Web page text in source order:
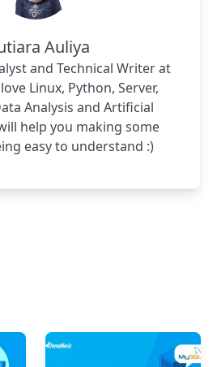
Auliya
and Technical Writer at
Linux, Python, Server,
Analysis and Artificial
help you making some
easy to understand :)